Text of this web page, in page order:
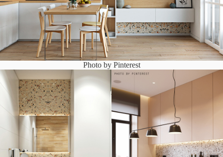
Photo by Pinterest